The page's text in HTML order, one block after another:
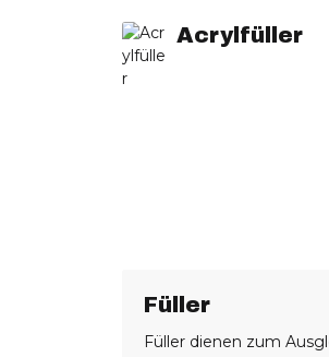
Acrylfüller
Füller
Füller dienen zum